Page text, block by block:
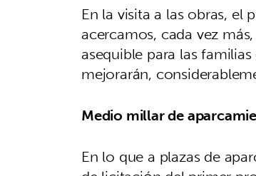
En la visita a las obras,
acercamos, cada vez
asequible para las
mejorarán,
Medio millar de
En lo que a plazas de